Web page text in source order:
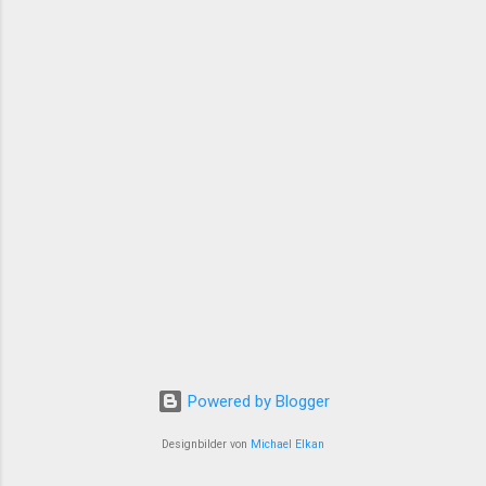
Powered by Blogger
Designbilder von Michael Elkan